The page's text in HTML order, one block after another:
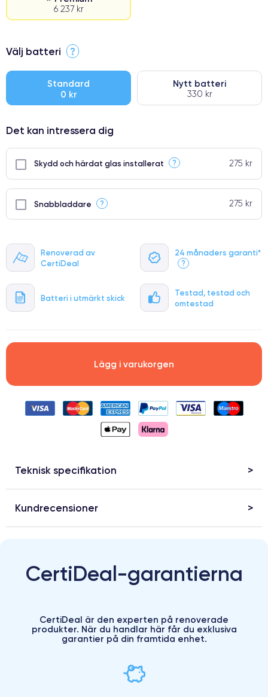
Renoverad av
CertiDeal
24 månaders garanti*
?
Batteri i utmärkt skick
Testad, testad och
omtestad
6 237 kr
⭐ Premium
● Oklanderlig kvalitetsskärm
● Endast 5% av våra telefoner har premiumklassning
Välj batteri ?
Standard
0 kr
Nytt batteri
330 kr
Det kan intressera dig
Skydd och härdat glas installerat ? 275 kr
Snabbladdare ? 275 kr
Lägg i varukorgen
Teknisk specifikation
Kundrecensioner
CertiDeal-garantierna
CertiDeal är den experten på renoverade
produkter. När du handlar här får du exklusiva
garantier på din framtida enhet.